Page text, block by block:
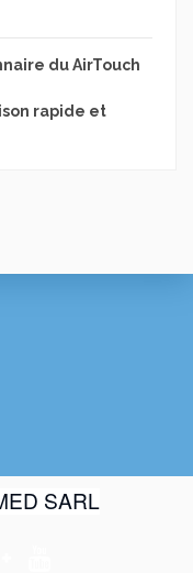
du AirTouch
rapide et
SARL